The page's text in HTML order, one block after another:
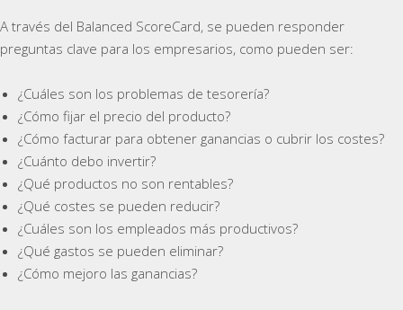
A través del Balanced ScoreCard, se pueden responder
preguntas clave para los empresarios, como pueden ser:
¿Cuáles son los problemas de tesorería?
¿Cómo fijar el precio del producto?
¿Cómo facturar para obtener ganancias o cubrir los costes?
¿Cuánto debo invertir?
¿Qué productos no son rentables?
¿Qué costes se pueden reducir?
¿Cuáles son los empleados más productivos?
¿Qué gastos se pueden eliminar?
¿Cómo mejoro las ganancias?